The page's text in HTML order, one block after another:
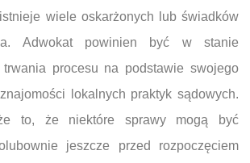
wiele oskarżonych lub świadków
Adwokat powinien być w stanie
procesu na podstawie swojego
lokalnych praktyk sądowych.
to, że niektóre sprawy mogą być
jeszcze przed rozpoczęciem